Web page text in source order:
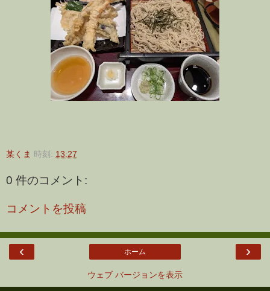
某くま 時刻: 13:27
0 件のコメント:
コメントを投稿
‹ ›
ホーム
ウェブ バージョンを表示